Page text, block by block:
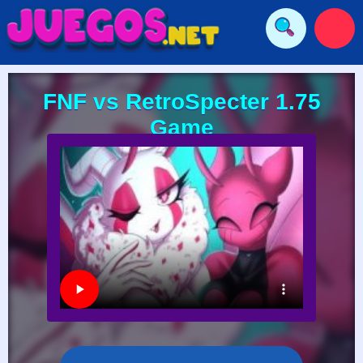
FNF vs RetroSpecter 1.75
Game